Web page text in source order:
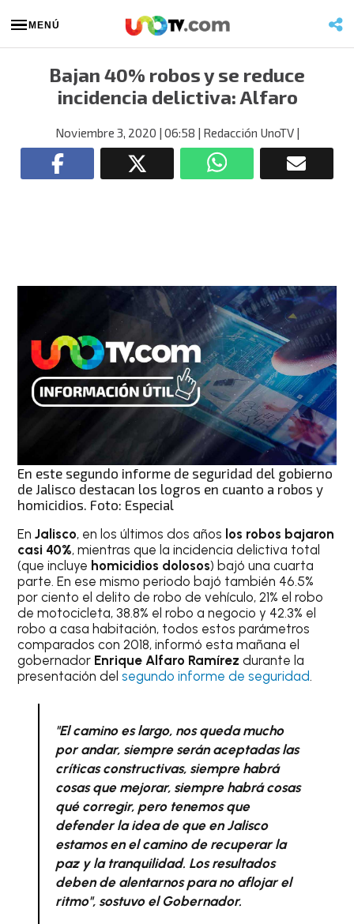
MENÚ
Bajan 40% robos y se reduce
incidencia delictiva: Alfaro
Noviembre 3, 2020 | 06:58 | Redacción UnoTV|
En este segundo informe de seguridad del gobierno
de Jalisco destacan los logros en cuanto a robos y
homicidios. Foto: Especial
EnJalisco, en los últimos dos años los robos bajaron
casi 40%, mientras que la incidencia delictiva total
(que incluye homicidios dolosos) bajó una cuarta
parte. En ese mismo periodo bajó también 46.5%
por ciento el delito de robo de vehículo, 21% el robo
de motocicleta, 38.8% el robo a negocio y 42.3% el
robo a casa habitación, todos estos parámetros
comparados con 2018, informó esta mañana el
gobernador Enrique Alfaro Ramírezdurante la
presentación delsegundo informe de seguridad.
"El camino es largo, nos queda mucho
por andar, siempre serán aceptadas las
críticas constructivas, siempre habrá
cosas que mejorar, siempre habrá cosas
qué corregir, pero tenemos que
defender la idea de que en Jalisco
estamos en el camino de recuperar la
paz y la tranquilidad. Los resultados
deben de alentarnos para no aflojar el
ritmo", sostuvo el Gobernador.